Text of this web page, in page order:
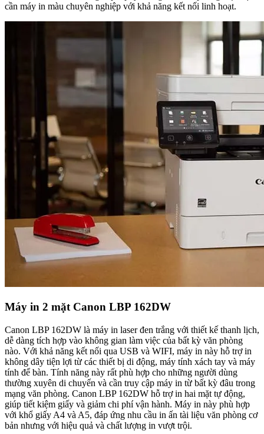
cần máy in màu chuyên nghiệp với khả năng kết nối linh hoạt.
Máy in 2 mặt Canon LBP 162DW
Canon LBP 162DW là máy in laser đen trắng với thiết kế thanh lịch,
dễ dàng tích hợp vào không gian làm việc của bất kỳ văn phòng
nào. Với khả năng kết nối qua USB và WIFI, máy in này hỗ trợ in
không dây tiện lợi từ các thiết bị di động, máy tính xách tay và máy
tính để bàn. Tính năng này rất phù hợp cho những người dùng
thường xuyên di chuyển và cần truy cập máy in từ bất kỳ đâu trong
mạng văn phòng. Canon LBP 162DW hỗ trợ in hai mặt tự động,
giúp tiết kiệm giấy và giảm chi phí vận hành. Máy in này phù hợp
với khổ giấy A4 và A5, đáp ứng nhu cầu in ấn tài liệu văn phòng cơ
bản nhưng với hiệu quả và chất lượng in vượt trội.